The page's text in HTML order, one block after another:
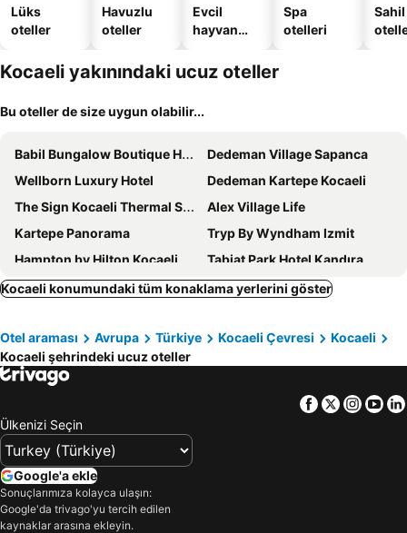
Lüks
oteller
Havuzlu
oteller
Evcil
hayvan
oteller
Spa
otelleri
Sahil
Kocaeli yakınındaki ucuz oteller
Bu oteller de size uygun olabilir...
Babil Bungalow Boutique Hotel
Dedeman Village Sapanca
Wellborn Luxury Hotel
Dedeman Kartepe Kocaeli
The Sign Kocaeli Thermal Spa Hotel &Convention Center
Alex Village Life
Kartepe Panorama
Tryp By Wyndham Izmit
Hampton by Hilton Kocaeli Symbol
Tabiat Park Hotel Kandıra
New Balturk Hotel Izmit
The Canyon Kartepe and Restoran
Elite Hotel Darica
Pentalow Cabin
EmexOtel Kocaeli
Vital Göl
Alya Kartepe Villas
Motali Life Hotel
Ramada Plaza by Wyndham Izmit
My Green Boutique Hotel
Paradise Island Hotel
Masal Otel
Kadifeli Konak Butik Otel
Kocaeli konumundaki tüm konaklama yerlerini göster
Otel araması Avrupa Türkiye Kocaeli Çevresi
Kocaeli
Kocaeli şehrindeki ucuz oteller
Facebook
Twitter
Ülkenizi Seçin
Google'a ekle
Sonuçlarımıza kolayca ulaşın:
Google'da trivago'yu tercih edilen
kaynaklar arasına ekleyin.